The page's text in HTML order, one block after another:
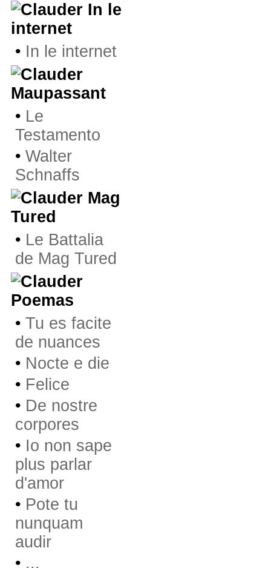
In le
internet
• In le internet
Maupassant
• Le
Testamento
• Walter
Schnaffs
Mag
Tured
• Le Battalia
de Mag Tured
Poemas
• Tu es facite
de nuances
• Nocte e die
• Felice
• De nostre
corpores
• Io non sape
plus parlar
d'amor
• Pote tu
nunquam
audir
• ...